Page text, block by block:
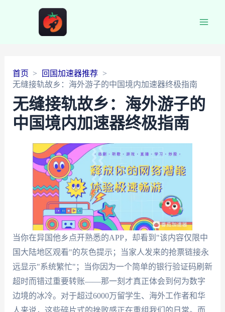
首页
回国加速器推荐
无缝接轨故乡：海外游子的中国境内加速器终极指南
无缝接轨故乡：海外游子的
中国境内加速器终极指南
当你在异国他乡点开熟悉的APP，却看到"该内容仅限中
国大陆地区观看"的灰色提示；当家人发来的抢票链接永
远显示"系统繁忙"；当你因为一个简单的银行验证码刷新
超时而错过重要转账——那一刻才真正体会到何为数字
边境的冰冷。对于超过6000万留学生、海外工作者和华
人来说，这些碎片式的挫败感正在重组我们的日常。而